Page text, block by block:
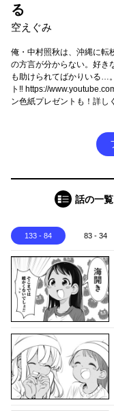
る
空えぐみ
俺・中村照秋は、沖縄に転
の方言が分からない。好き
も助けられてばかりいる…
ト‼ https://
ン色紙プレゼントも！詳し
話の一覧
133 - 84 83 - 34